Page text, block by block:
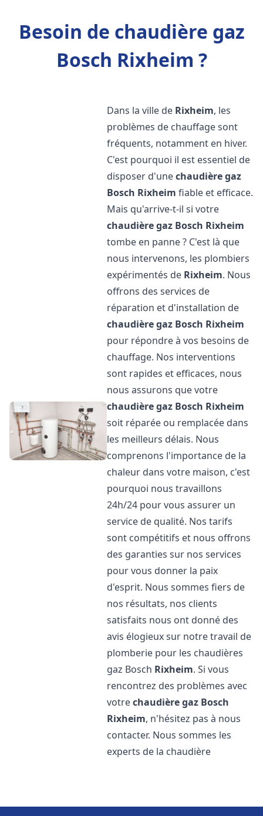
Besoin de chaudière gaz
Bosch Rixheim ?
Dans la ville de Rixheim, les
problèmes de chauffage sont
fréquents, notamment en hiver.
C'est pourquoi il est essentiel de
disposer d'unechaudière gaz
Bosch Rixheim fiable et efficace.
Mais qu'arrive-t-il si votre
chaudière gaz Bosch Rixheim
tombe en panne ? C'est là que
nous intervenons, les plombiers
expérimentés de Rixheim. Nous
offrons des services de
réparation et d'installation de
chaudière gaz Bosch Rixheim
pour répondre à vos besoins de
chauffage. Nos interventions
sont rapides et efficaces, nous
nous assurons que votre
chaudière gaz Bosch Rixheim
soit réparée ou remplacée dans
les meilleurs délais. Nous
comprenons l'importance de la
chaleur dans votre maison, c'est
pourquoi nous travaillons
24h/24 pour vous assurer un
service de qualité. Nos tarifs
sont compétitifs et nous offrons
des garanties sur nos services
pour vous donner la paix
d'esprit. Nous sommes fiers de
nos résultats, nos clients
satisfaits nous ont donné des
avis élogieux sur notre travail de
plomberie pour les chaudières
gaz Bosch Rixheim. Si vous
rencontrez des problèmes avec
votrechaudière gaz Bosch
Rixheim, n'hésitez pas à nous
contacter. Nous sommes les
experts de la chaudière